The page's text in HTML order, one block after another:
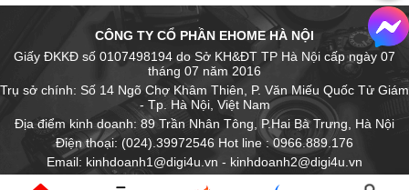
CÔNG TY CỔ PHẦN EHOME HÀ NỘI
Giấy ĐKKĐ số 0107498194 do Sở KH&ĐT TP Hà Nội cấp ngày 07
tháng 07 năm 2016
Trụ sở chính: Số 14 Ngõ Chợ Khâm Thiên, P. Văn Miếu Quốc Tử Giám
- Tp. Hà Nội, Việt Nam
Địa điểm kinh doanh: 89 Trần Nhân Tông, P.Hai Bà Trưng, Hà Nội
Điện thoại: (024).39972546 Hot line : 0966.889.176
Email: kinhdoanh1@digi4u.vn - kinhdoanh2@digi4u.vn